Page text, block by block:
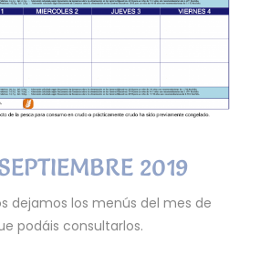
2019
dejamos los menús del mes de
podáis consultarlos.